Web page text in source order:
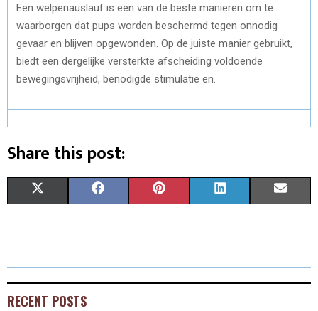
Een welpenauslauf is een van de beste manieren om te
waarborgen dat pups worden beschermd tegen onnodig
gevaar en blijven opgewonden. Op de juiste manier gebruikt,
biedt een dergelijke versterkte afscheiding voldoende
bewegingsvrijheid, benodigde stimulatie en.
Share this post:
W E T K I
RECENT POSTS